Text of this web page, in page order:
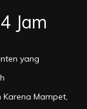
Jam
yang
Mampet,